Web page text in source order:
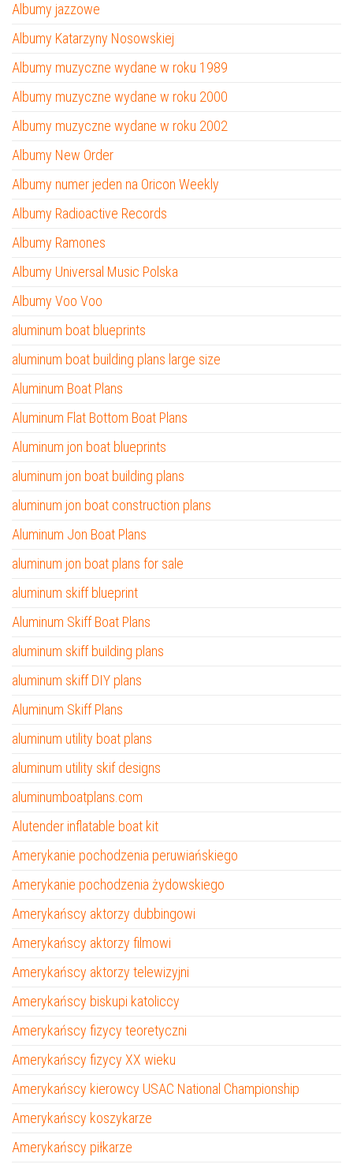
Albumy jazzowe
Albumy Katarzyny Nosowskiej
Albumy muzyczne wydane w roku 1989
Albumy muzyczne wydane w roku 2000
Albumy muzyczne wydane w roku 2002
Albumy New Order
Albumy numer jeden na Oricon Weekly
Albumy Radioactive Records
Albumy Ramones
Albumy Universal Music Polska
Albumy Voo Voo
aluminum boat blueprints
aluminum boat building plans large size
Aluminum Boat Plans
Aluminum Flat Bottom Boat Plans
Aluminum jon boat blueprints
aluminum jon boat building plans
aluminum jon boat construction plans
Aluminum Jon Boat Plans
aluminum jon boat plans for sale
aluminum skiff blueprint
Aluminum Skiff Boat Plans
aluminum skiff building plans
aluminum skiff DIY plans
Aluminum Skiff Plans
aluminum utility boat plans
aluminum utility skif designs
aluminumboatplans.com
Alutender inflatable boat kit
Amerykanie pochodzenia peruwiańskiego
Amerykanie pochodzenia żydowskiego
Amerykańscy aktorzy dubbingowi
Amerykańscy aktorzy filmowi
Amerykańscy aktorzy telewizyjni
Amerykańscy biskupi katoliccy
Amerykańscy fizycy teoretyczni
Amerykańscy fizycy XX wieku
Amerykańscy kierowcy USAC National Championship
Amerykańscy koszykarze
Amerykańscy piłkarze